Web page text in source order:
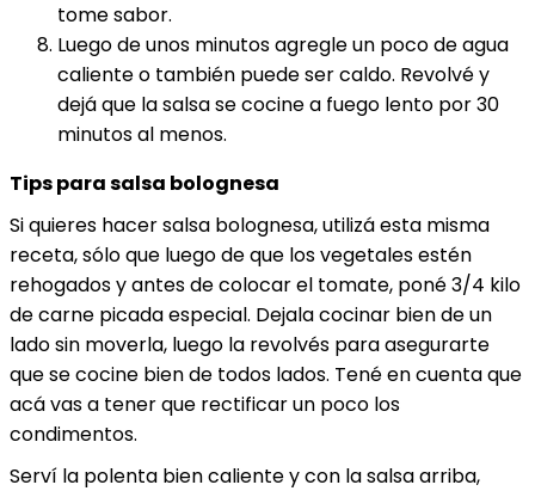
tome sabor.
Luego de unos minutos agregle un poco de agua
caliente o también puede ser caldo. Revolvé y
dejá que la salsa se cocine a fuego lento por 30
minutos al menos.
Tips para salsa bolognesa
Si quieres hacer salsa bolognesa, utilizá esta misma
receta, sólo que luego de que los vegetales estén
rehogados y antes de colocar el tomate, poné 3/4 kilo
de carne picada especial. Dejala cocinar bien de un
lado sin moverla, luego la revolvés para asegurarte
que se cocine bien de todos lados. Tené en cuenta que
acá vas a tener que rectificar un poco los
condimentos.
Serví la polenta bien caliente y con la salsa arriba,